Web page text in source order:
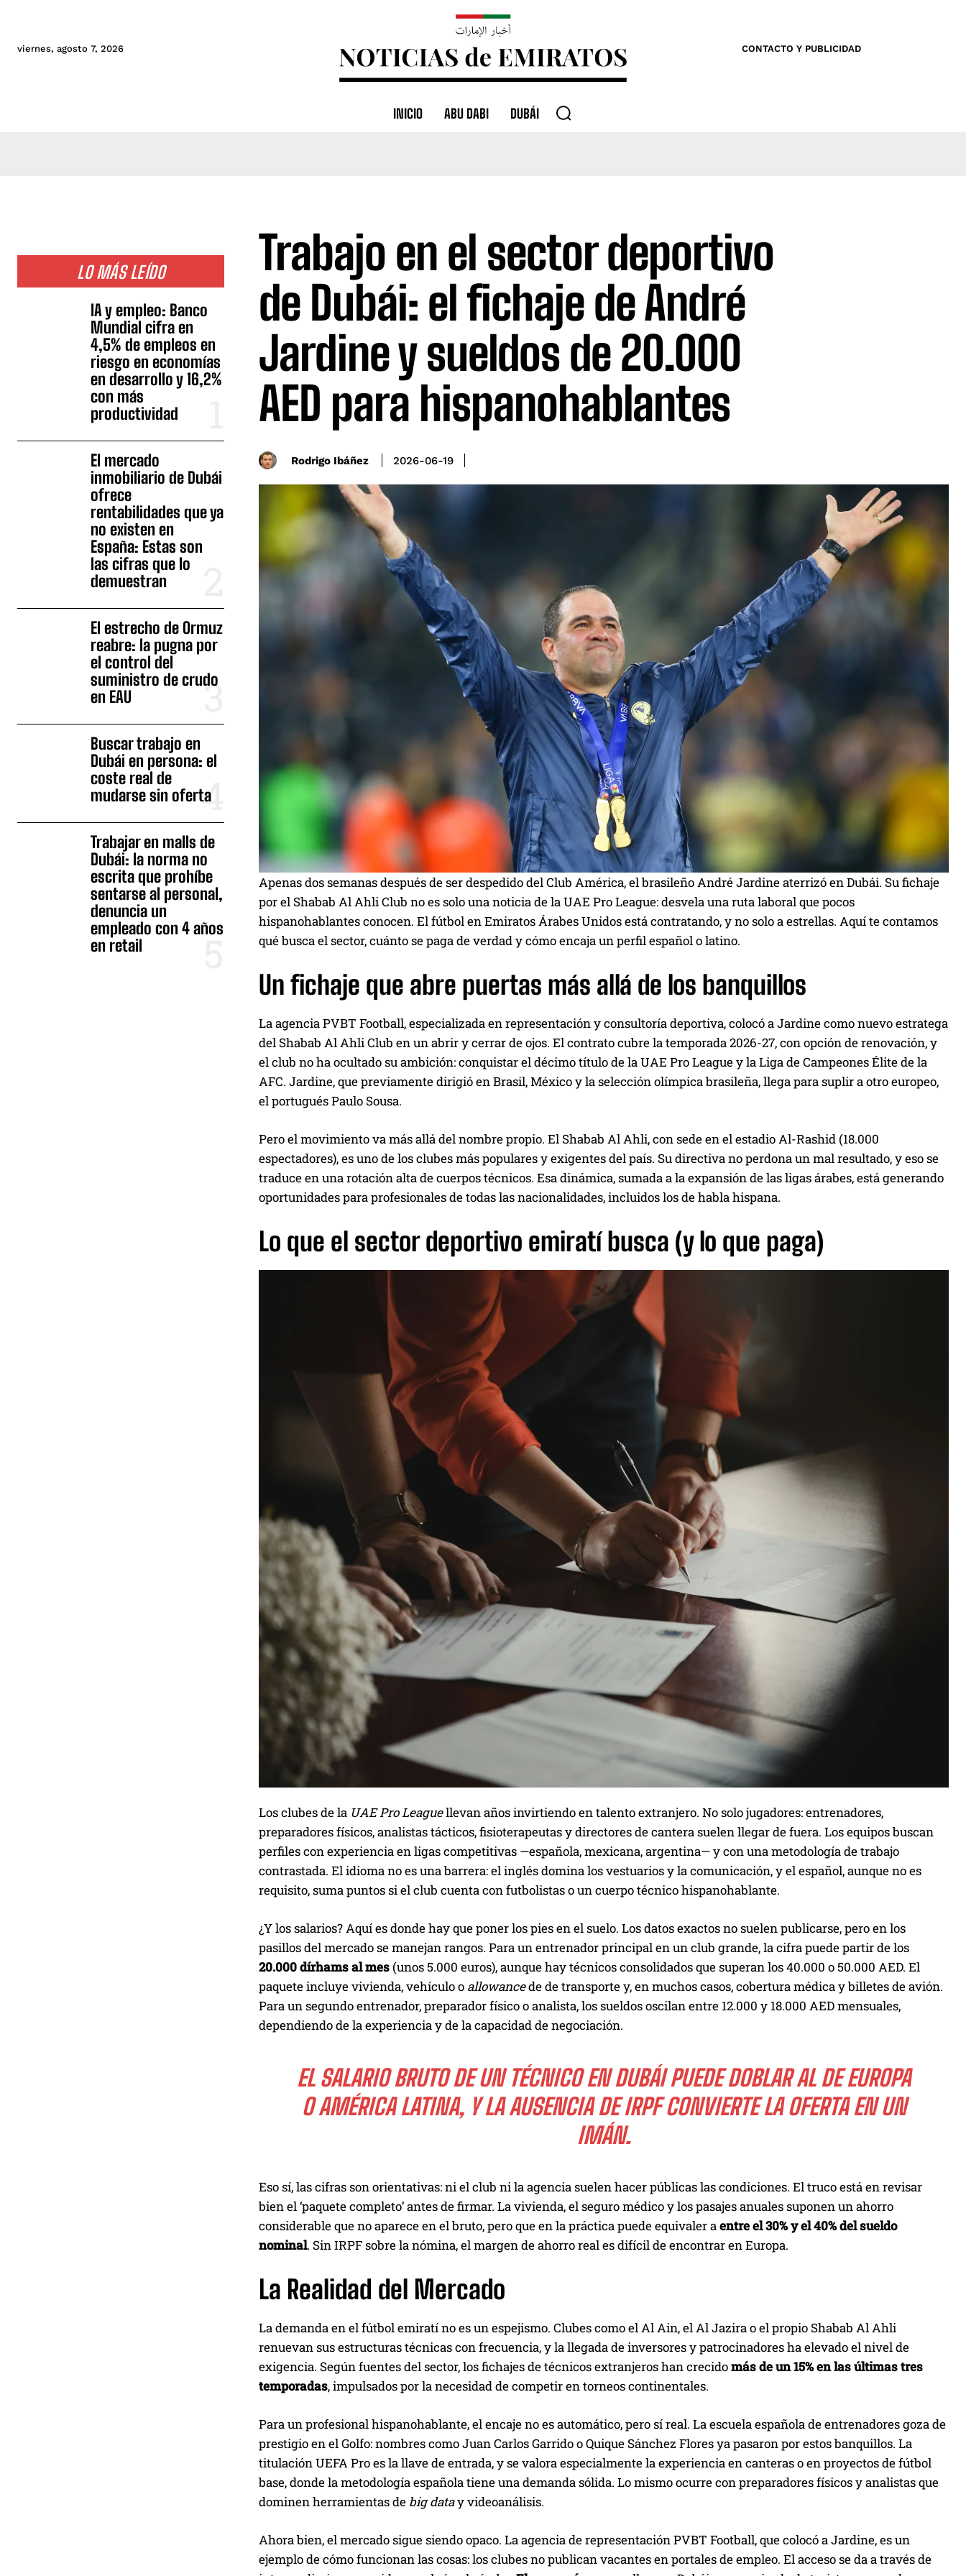
viernes, agosto 7, 2026 CONTACTO Y PUBLICIDAD
INICIO ABU DABI DUBÁI
LO MÁS LEÍDO
IA y empleo: Banco
Mundial cifra en
4,5% de empleos en
riesgo en economías
en desarrollo y 16,2%
con más
productividad
El mercado
inmobiliario de Dubái
ofrece
rentabilidades que ya
no existen en
España: Estas son
las cifras que lo
demuestran
El estrecho de Ormuz
reabre: la pugna por
el control del
suministro de crudo
en EAU
Buscar trabajo en
Dubái en persona: el
coste real de
mudarse sin oferta
Trabajar en malls de
Dubái: la norma no
escrita que prohíbe
sentarse al personal,
denuncia un
empleado con 4 años
en retail
Trabajo en el sector deportivo
de Dubái: el fichaje de André
Jardine y sueldos de 20.000
AED para hispanohablantes
Rodrigo Ibáñez 2026-06-19
Apenas dos semanas después de ser despedido del Club América, el brasileño André Jardine aterrizó en Dubái. Su fichaje
por el Shabab Al Ahli Club no es solo una noticia de la UAE Pro League: desvela una ruta laboral que pocos
hispanohablantes conocen. El fútbol en Emiratos Árabes Unidos está contratando, y no solo a estrellas. Aquí te contamos
qué busca el sector, cuánto se paga de verdad y cómo encaja un perfil español o latino.
Un fichaje que abre puertas más allá de los banquillos
La agencia PVBT Football, especializada en representación y consultoría deportiva, colocó a Jardine como nuevo estratega
del Shabab Al Ahli Club en un abrir y cerrar de ojos. El contrato cubre la temporada 2026-27, con opción de renovación, y
el club no ha ocultado su ambición: conquistar el décimo título de la UAE Pro League y la Liga de Campeones Élite de la
AFC. Jardine, que previamente dirigió en Brasil, México y la selección olímpica brasileña, llega para suplir a otro europeo,
el portugués Paulo Sousa.
Pero el movimiento va más allá del nombre propio. El Shabab Al Ahli, con sede en el estadio Al-Rashid (18.000
espectadores), es uno de los clubes más populares y exigentes del país. Su directiva no perdona un mal resultado, y eso se
traduce en una rotación alta de cuerpos técnicos. Esa dinámica, sumada a la expansión de las ligas árabes, está generando
oportunidades para profesionales de todas las nacionalidades, incluidos los de habla hispana.
Lo que el sector deportivo emiratí busca (y lo que paga)
Los clubes de la UAE Pro Leaguellevan años invirtiendo en talento extranjero. No solo jugadores: entrenadores,
preparadores físicos, analistas tácticos, fisioterapeutas y directores de cantera suelen llegar de fuera. Los equipos buscan
perfiles con experiencia en ligas competitivas —española, mexicana, argentina— y con una metodología de trabajo
contrastada. El idioma no es una barrera: el inglés domina los vestuarios y la comunicación, y el español, aunque no es
requisito, suma puntos si el club cuenta con futbolistas o un cuerpo técnico hispanohablante.
¿Y los salarios? Aquí es donde hay que poner los pies en el suelo. Los datos exactos no suelen publicarse, pero en los
pasillos del mercado se manejan rangos. Para un entrenador principal en un club grande, la cifra puede partir de los
20.000 dírhams al mes (unos 5.000 euros), aunque hay técnicos consolidados que superan los 40.000 o 50.000 AED. El
paquete incluye vivienda, vehículo o allowancede de transporte y, en muchos casos, cobertura médica y billetes de avión.
Para un segundo entrenador, preparador físico o analista, los sueldos oscilan entre 12.000 y 18.000 AED mensuales,
dependiendo de la experiencia y de la capacidad de negociación.
EL SALARIO BRUTO DE UN TÉCNICO EN DUBÁI PUEDE DOBLAR AL DE EUROPA
O AMÉRICA LATINA, Y LA AUSENCIA DE IRPF CONVIERTE LA OFERTA EN UN
IMÁN.
Eso sí, las cifras son orientativas: ni el club ni la agencia suelen hacer públicas las condiciones. El truco está en revisar
bien el ‘paquete completo’ antes de firmar. La vivienda, el seguro médico y los pasajes anuales suponen un ahorro
considerable que no aparece en el bruto, pero que en la práctica puede equivaler aentre el 30% y el 40% del sueldo
nominal. Sin IRPF sobre la nómina, el margen de ahorro real es difícil de encontrar en Europa.
La Realidad del Mercado
La demanda en el fútbol emiratí no es un espejismo. Clubes como el Al Ain, el Al Jazira o el propio Shabab Al Ahli
renuevan sus estructuras técnicas con frecuencia, y la llegada de inversores y patrocinadores ha elevado el nivel de
exigencia. Según fuentes del sector, los fichajes de técnicos extranjeros han crecidomás de un 15% en las últimas tres
temporadas, impulsados por la necesidad de competir en torneos continentales.
Para un profesional hispanohablante, el encaje no es automático, pero sí real. La escuela española de entrenadores goza de
prestigio en el Golfo: nombres como Juan Carlos Garrido o Quique Sánchez Flores ya pasaron por estos banquillos. La
titulación UEFA Pro es la llave de entrada, y se valora especialmente la experiencia en canteras o en proyectos de fútbol
base, donde la metodología española tiene una demanda sólida. Lo mismo ocurre con preparadores físicos y analistas que
dominen herramientas de big datay videoanálisis.
Ahora bien, el mercado sigue siendo opaco. La agencia de representación PVBT Football, que colocó a Jardine, es un
ejemplo de cómo funcionan las cosas: los clubes no publican vacantes en portales de empleo. El acceso se da a través de